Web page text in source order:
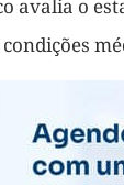
avalia o